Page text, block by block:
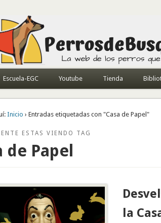
de búsqueda y detectores
Escuela-EGC Youtube Tienda
Inicio › Entradas etiquetadas con "Casa de Papel"
ESTAS VIENDO TAG
de Papel
la